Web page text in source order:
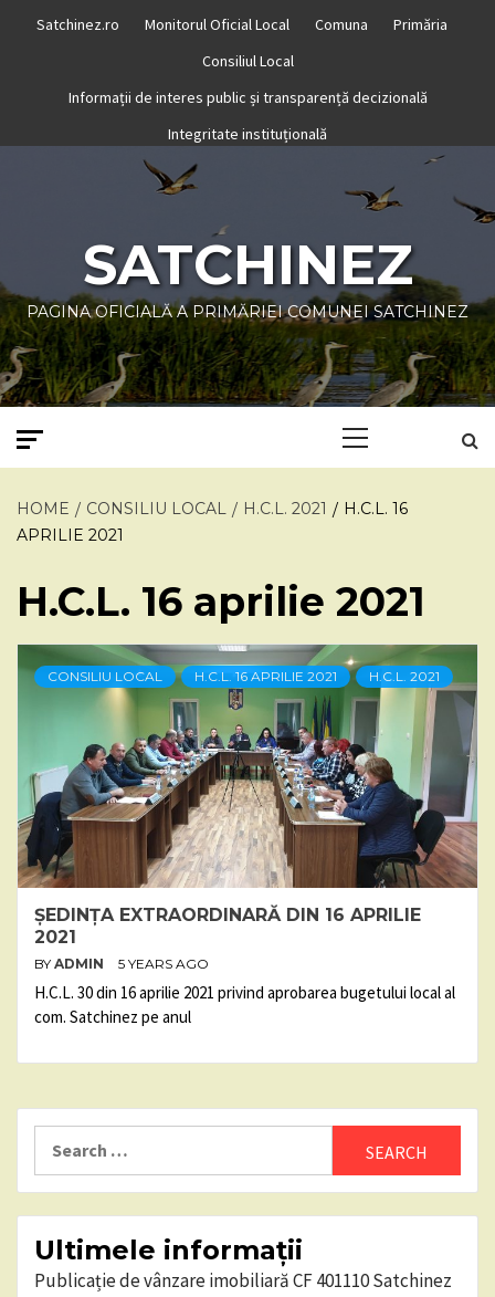
Satchinez.ro Monitorul Oficial Local Comuna
Primăria
Consiliul Local
Informații de interes public și transparență decizională
Integritate instituțională
SATCHINEZ
PAGINA OFICIALĂ A PRIMĂRIEI COMUNEI SATCHINEZ
HOME CONSILIU LOCAL H.C.L. 2021
H.C.L. 16
APRILIE 2021
H.C.L. 16 aprilie 2021
CONSILIU LOCAL H.C.L. 16 APRILIE 2021 H.C.L. 2021
ȘEDINȚA EXTRAORDINARĂ DIN 16 APRILIE
2021
BY ADMIN 5 YEARS AGO
H.C.L. 30 din 16 aprilie 2021 privind aprobarea bugetului local al
com. Satchinez pe anul
Ultimele informații
Publicație de vânzare imobiliară CF 401110 Satchinez